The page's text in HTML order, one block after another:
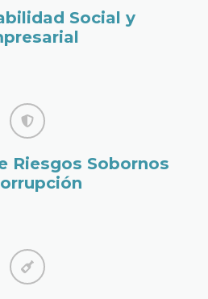
Social y
Riesgos Sobornos